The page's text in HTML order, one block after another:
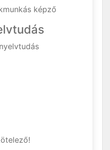
képző